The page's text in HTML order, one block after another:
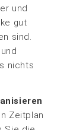
und
gut
sind.
nichts
Zeitplan